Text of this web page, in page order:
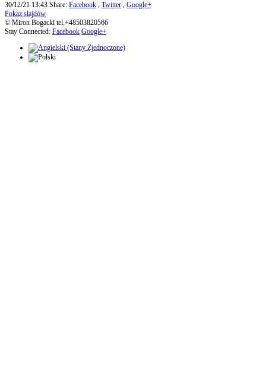
30/12/21 13:43 Share: Facebook , Twitter , Google+
Pokaz slajdów
© Miron Bogacki tel.+48503820566
Stay Connected: Facebook Google+